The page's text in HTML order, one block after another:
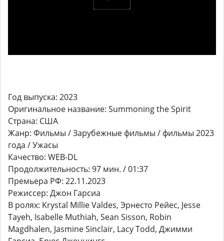
Год выпуска: 2023
Оригинальное название: Summoning the Spirit
Страна: США
Жанр: Фильмы / Зарубежные фильмы / фильмы 2023
года / Ужасы
Качество: WEB-DL
Продолжительность: 97 мин. / 01:37
Премьера РФ: 22.11.2023
Режиссер: Джон Гарсиа
В ролях: Krystal Millie Valdes, Эрнесто Рейес, Jesse
Tayeh, Isabelle Muthiah, Sean Sisson, Robin
Magdhalen, Jasmine Sinclair, Lacy Todd, Джимми